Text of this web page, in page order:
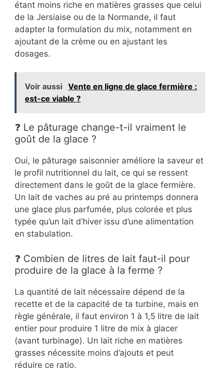
étant moins riche en matières grasses que celui
de la Jersiaise ou de la Normande, il faut
adapter la formulation du mix, notamment en
ajoutant de la crème ou en ajustant les
dosages.
Voir aussi Vente en ligne de glace fermière :
est-ce viable ?
❓ Le pâturage change-t-il vraiment le
goût de la glace ?
Oui, le pâturage saisonnier améliore la saveur et
le profil nutritionnel du lait, ce qui se ressent
directement dans le goût de la glace fermière.
Un lait de vaches au pré au printemps donnera
une glace plus parfumée, plus colorée et plus
typée qu’un lait d’hiver issu d’une alimentation
en stabulation.
❓ Combien de litres de lait faut-il pour
produire de la glace à la ferme ?
La quantité de lait nécessaire dépend de la
recette et de la capacité de ta turbine, mais en
règle générale, il faut environ 1 à 1,5 litre de lait
entier pour produire 1 litre de mix à glacer
(avant turbinage). Un lait riche en matières
grasses nécessite moins d’ajouts et peut
réduire ce ratio.